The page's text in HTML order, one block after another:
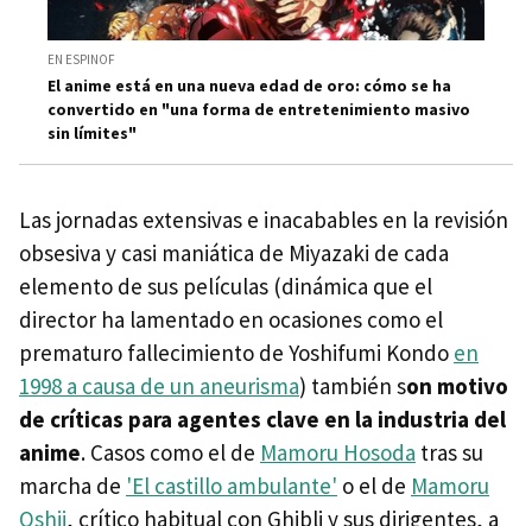
EN ESPINOF
El anime está en una nueva edad de oro: cómo se ha
convertido en "una forma de entretenimiento masivo
sin límites"
Las jornadas extensivas e inacabables en la revisión
obsesiva y casi maniática de Miyazaki de cada
elemento de sus películas (dinámica que el
director ha lamentado en ocasiones como el
prematuro fallecimiento de Yoshifumi Kondo en
1998 a causa de un aneurisma) también son motivo
de críticas para agentes clave en la industria del
anime. Casos como el de Mamoru Hosoda tras su
marcha de 'El castillo ambulante' o el de Mamoru
Oshii, crítico habitual con Ghibli y sus dirigentes, a